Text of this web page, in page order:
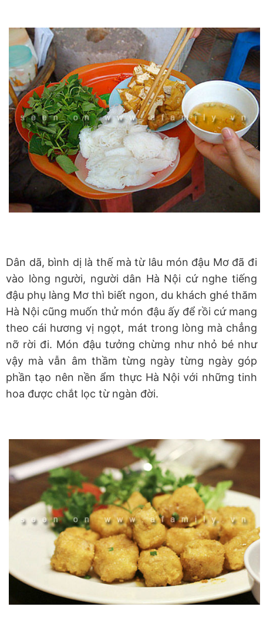
Dân dã, bình dị là thế mà từ lâu món đậu Mơ đã đi
vào lòng người, người dân Hà Nội cứ nghe tiếng
đậu phụ làng Mơ thì biết ngon, du khách ghé thăm
Hà Nội cũng muốn thử món đậu ấy để rồi cứ mang
theo cái hương vị ngọt, mát trong lòng mà chẳng
nỡ rời đi. Món đậu tưởng chừng như nhỏ bé như
vậy mà vẫn âm thầm từng ngày từng ngày góp
phần tạo nên nền ẩm thực Hà Nội với những tinh
hoa được chắt lọc từ ngàn đời.